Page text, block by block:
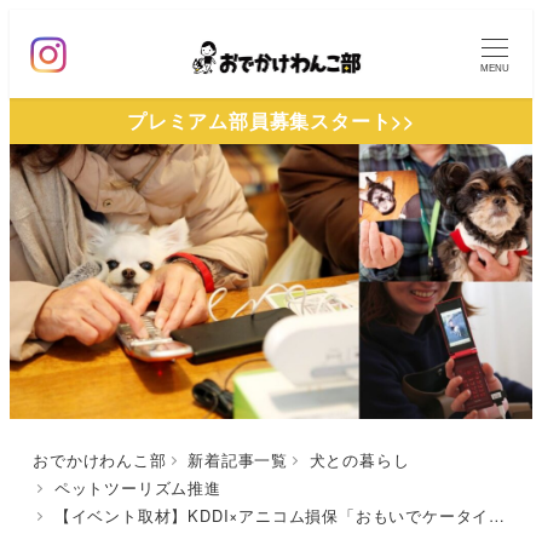
ン
ン
テ
ン
ツ
移
動
MENU
プレミアム部員募集スタート>>
おでかけわんこ部 新着記事一覧
犬との暮らし
ペットツーリズム推進
【イベント取材】KDDI×アニコム損保「おもいでケータイ再起動」大切なペットとの思い出写真が復活！涙と笑顔に包まれた日